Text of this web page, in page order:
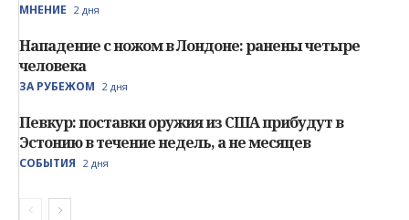
МНЕНИЕ 2 дня
Нападение с ножом в Лондоне: ранены четыре
человека
ЗА РУБЕЖОМ 2 дня
Певкур: поставки оружия из США прибудут в
Эстонию в течение недель, а не месяцев
СОБЫТИЯ 2 дня